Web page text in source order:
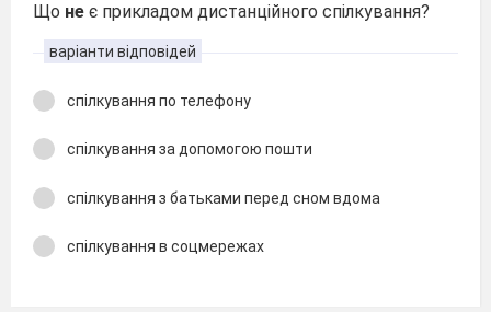
Що не є прикладом дистанційного спілкування?
варіанти відповідей
спілкування по телефону
спілкування за допомогою пошти
спілкування з батьками перед сном вдома
спілкування в соцмережах